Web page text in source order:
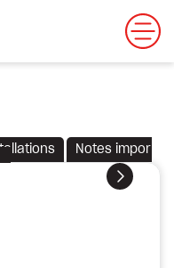
Notes
Suivant